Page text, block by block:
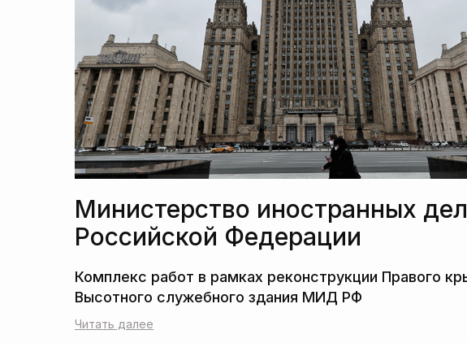
Министерство иностранных дел
Российской Федерации
Читать далее